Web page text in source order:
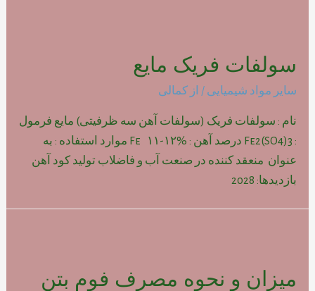
سولفات فریک مایع
سایر مواد شیمیایی / از کمالی
نام : سولفات فریک (سولفات آهن سه ظرفیتی) مایع فرمول
: Fe2(SO4)3 درصد آهن : Fe ۱۱-۱۲% موارد استفاده : به
عنوان منعقد کننده در صنعت آب و فاضلاب تولید کود آهن
بازدیدها: 2028
میزان و نحوه مصرف فوم بتن